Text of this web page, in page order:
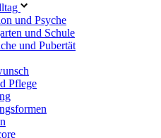
und Psyche
und Schule
und Pubertät
Pflege